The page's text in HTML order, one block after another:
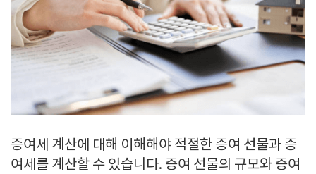
증여세 계산에 대해 이해해야 적절한 증여 선물과 증
여세를 계산할 수 있습니다. 증여 선물의 규모와 증여